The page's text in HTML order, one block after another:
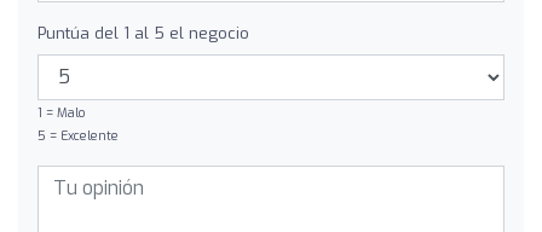
Puntúa del 1 al 5 el negocio
1 = Malo
5 = Excelente